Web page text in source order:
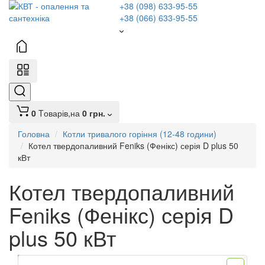
+38 (098) 633-95-55
+38 (066) 633-95-55
0 Tоварів,на 0 грн.
Головна
Котли тривалого горіння (12-48 години)
Котел твердопаливний Feniks (Фенікс) серія D plus 50
кВт
Котел твердопаливний
Feniks (Фенікс) серія D
plus 50 кВт